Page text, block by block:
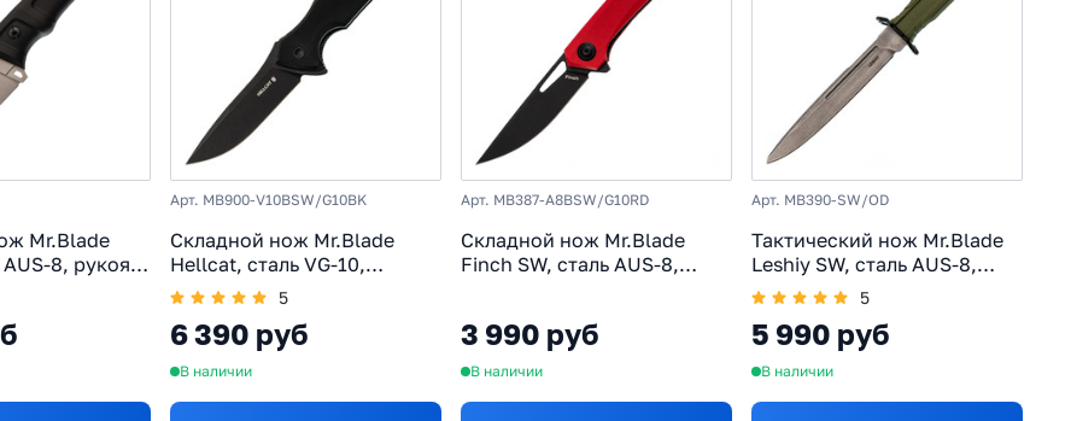
Mr.Blade
8, рукоять
Арт. MB900-V10BSW/G10BK
Складной нож Mr.Blade
Hellcat, сталь VG-10,
рукоять G10, черный
5
6 390 руб
В наличии
Арт. MB387-A8BSW/G10RD
Складной нож Mr.Blade
Finch SW, сталь AUS-8,
3 990 руб
В наличии
Арт. MB390-SW/OD
Тактический нож Mr.Blade
Leshiy SW, сталь AUS-8,
рукоять эластрон
5
5 990 руб
В наличии